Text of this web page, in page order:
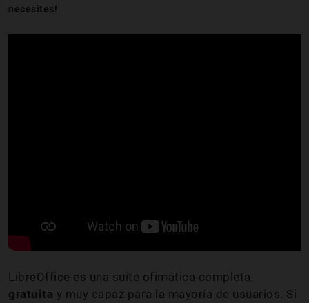
necesites!
LibreOffice es una suite ofimática completa,
gratuita y muy capaz para la mayoría de usuarios. Si